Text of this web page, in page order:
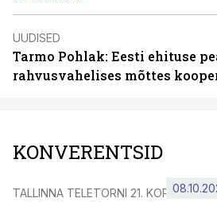
UUDISED
Tarmo Pohlak: Eesti ehituse
rahvusvahelises mõttes
KONVERENTSID
TALLINNA TELETORNI 21. KORRUSEL